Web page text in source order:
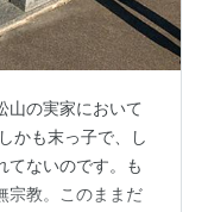
山の実家において
かも末っ子で、し
てないのです。も
宗教。このままだ